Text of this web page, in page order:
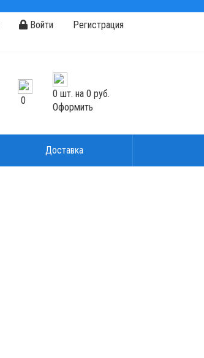
Войти Регистрация
0
0 шт. на 0 руб.
Оформить
Доставка